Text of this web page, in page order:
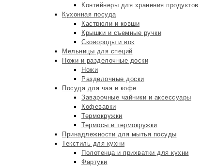
Контейнеры для хранения продуктов
Кухонная посуда
Кастрюли и ковши
Крышки и съемные ручки
Сковороды и вок
Мельницы для специй
Ножи и разделочные доски
Ножи
Разделочные доски
Посуда для чая и кофе
Заварочные чайники и аксессуары
Кофеварки
Термокружки
Термосы и термокружки
Принадлежности для мытья посуды
Текстиль для кухни
Полотенца и прихватки для кухни
Фартуки